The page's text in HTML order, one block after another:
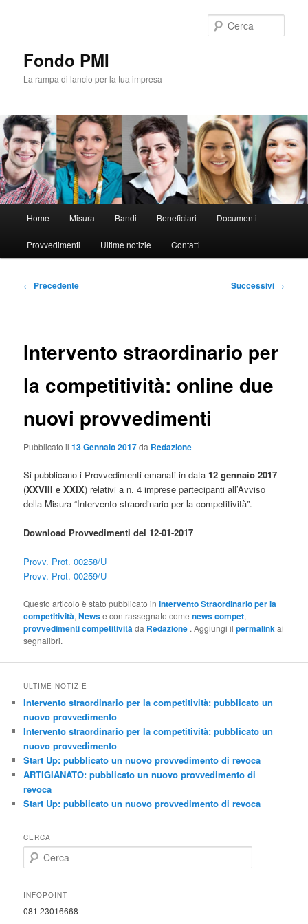
Fondo PMI
La rampa di lancio per la tua impresa
principale
Home Misura Bandi Beneficiari Documenti
Provvedimenti Ultime notizie Contatti
Navigazione
← Precedente Successivi →
Intervento straordinario per
la competitività: online due
nuovi provvedimenti
Pubblicato il13 Gennaio 2017da Redazione
Si pubblicano i Provvedimenti emanati in data12 gennaio 2017
(XXVIII e XXIX) relativi a n. 4 imprese partecipanti all’Avviso
della Misura “Intervento straordinario per la competitività”.
Download Provvedimenti del 12-01-2017
Provv. Prot. 00258/U
Provv. Prot. 00259/U
Questo articolo è stato pubblicato inIntervento Straordinario per la
competitività,Newse contrassegnato comenews compet,
provvedimenti competitivitàda Redazione . Aggiungi ilpermalinkai
segnalibri.
ULTIME NOTIZIE
Intervento straordinario per la competitività: pubblicato un
nuovo provvedimento
Intervento straordinario per la competitività: pubblicato un
nuovo provvedimento
Start Up: pubblicato un nuovo provvedimento di revoca
ARTIGIANATO: pubblicato un nuovo provvedimento di
revoca
Start Up: pubblicato un nuovo provvedimento di revoca
CERCA
e
c
INFOPOINT
081 23016668